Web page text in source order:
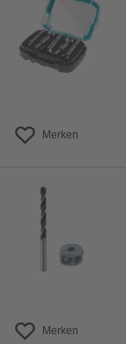
Merken
Merken